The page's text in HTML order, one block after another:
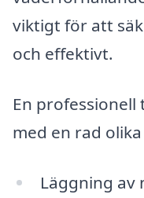
viktigt för att
och effektivt.
En professionell
med en rad
Läggning av